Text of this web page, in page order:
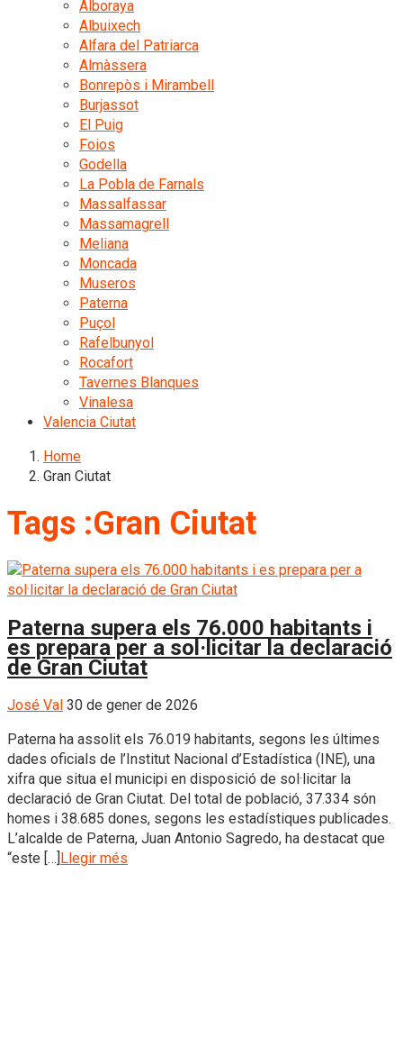
Alboraya
Albuixech
Alfara del Patriarca
Almàssera
Bonrepòs i Mirambell
Burjassot
El Puig
Foios
Godella
La Pobla de Farnals
Massalfassar
Massamagrell
Meliana
Moncada
Museros
Paterna
Puçol
Rafelbunyol
Rocafort
Tavernes Blanques
Vinalesa
Valencia Ciutat
Home
Gran Ciutat
Tags :Gran Ciutat
Paterna supera els 76.000 habitants i
es prepara per a sol·licitar la declaració
de Gran Ciutat
José Val 30 de gener de 2026
Paterna ha assolit els 76.019 habitants, segons les últimes
dades oficials de l’Institut Nacional d’Estadística (INE), una
xifra que situa el municipi en disposició de sol·licitar la
declaració de Gran Ciutat. Del total de població, 37.334 són
homes i 38.685 dones, segons les estadístiques publicades.
L’alcalde de Paterna, Juan Antonio Sagredo, ha destacat que
“este […]Llegir més